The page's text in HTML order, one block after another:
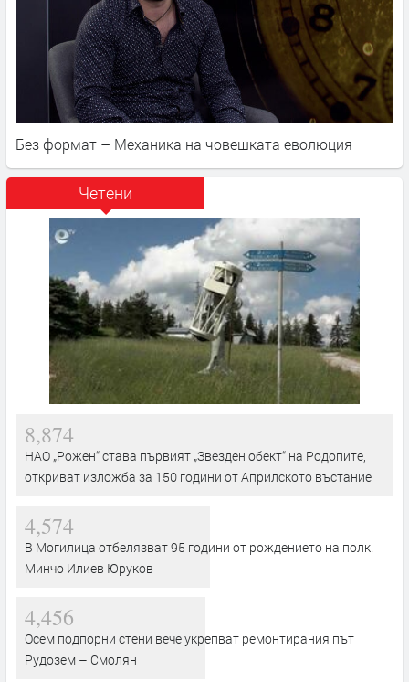
Без формат – Механика на човешката еволюция
Четени
8,874
НАО „Рожен“ става първият „Звезден обект“ на Родопите,
откриват изложба за 150 години от Априлското въстание
4,574
В Могилица отбелязват 95 години от рождението на полк.
Минчо Илиев Юруков
4,456
Осем подпорни стени вече укрепват ремонтирания път
Рудозем – Смолян